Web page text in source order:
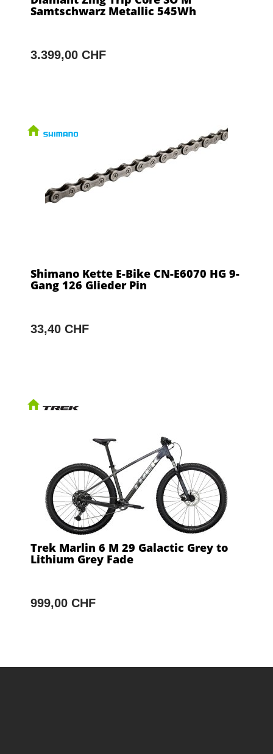
Samtschwarz Metallic 545Wh
3.399,00 CHF
Shimano Kette E-Bike CN-E6070 HG 9-
Gang 126 Glieder Pin
33,40 CHF
Trek Marlin 6 M 29 Galactic Grey to
Lithium Grey Fade
999,00 CHF